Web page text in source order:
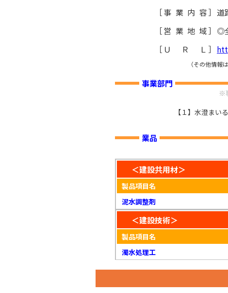
［事業内容］ 道
［ 営業地域］ ◎
［ ＵＲＬ ］
（その他情報
事業部門
※
【１】水澄まい
業品
＜建設共用材＞
製品項目名
泥水調整剤
＜建設技術＞
製品項目名
濁水処理工